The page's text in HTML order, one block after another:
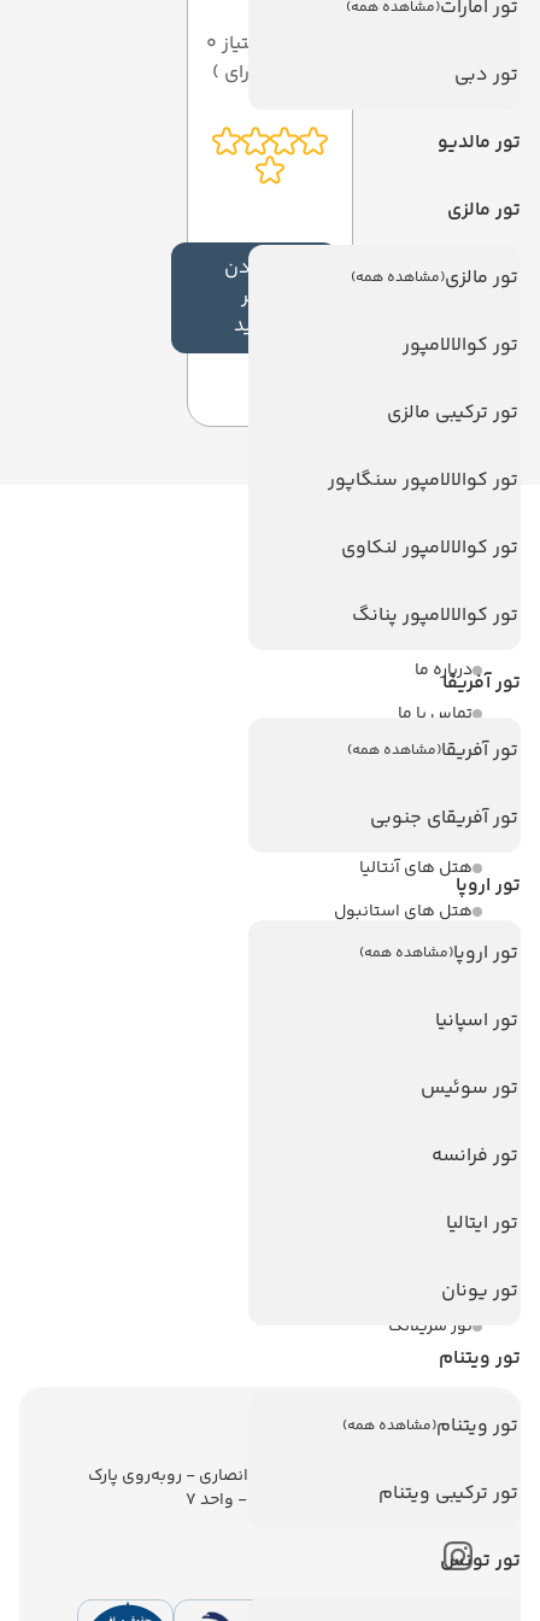
تور امارات(مشاهده همه)
تور دبی
تور مالدیو
تور مالزی
تور مالزی(مشاهده همه)
تور کوالالامپور
تور ترکیبی مالزی
تور کوالالامپور سنگاپور
تور کوالالامپور لنکاوی
تور کوالالامپور پنانگ
تور آفریقا
تور آفریقا(مشاهده همه)
تور آفریقای جنوبی
تور اروپا
تور اروپا(مشاهده همه)
تور اسپانیا
تور سوئیس
تور فرانسه
تور ایتالیا
تور یونان
تور ویتنام
تور ویتنام(مشاهده همه)
تور ترکیبی ویتنام
تور تونس
میانگین امتیاز 0
افزودن
نظر
جدید
لینک های مفید
ویزا کانادا
درباره ما
تماس با ما
مجله گردشگری
هتل های پر بازدید
هتل های آنتالیا
هتل های استانبول
هتل های تایلند
تور استانبول
تور پوکت
تور بالی
تور سریلانکا
اطلاعات تماس
تهران - ولیعصر - نبش کوچه انصاری - روبه‌روی پارک
ملت - برج ملت - طبقه ششم - واحد 7